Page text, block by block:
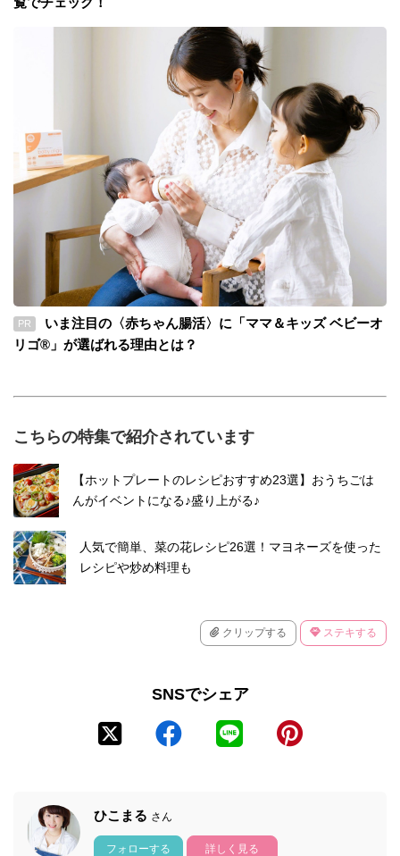
PR
いま注目の〈赤ちゃん腸活〉に「ママ＆キッズ ベビーオ
リゴ®」が選ばれる理由とは？
こちらの特集で紹介されています
【ホットプレートのレシピおすすめ23選】おうちごは
んがイベントになる♪盛り上がる♪
人気で簡単、菜の花レシピ26選！マヨネーズを使った
レシピや炒め料理も
クリップする ステキする
SNSでシェア
ひこまる さん
フォローする 詳しく見る